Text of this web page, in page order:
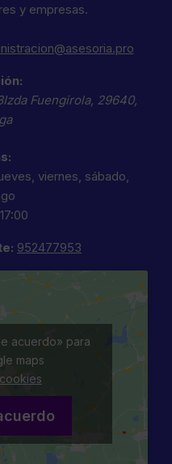
y empresas.
Fuengirola, 29640,
viernes, sábado,
952477953
acuerdo» para
maps